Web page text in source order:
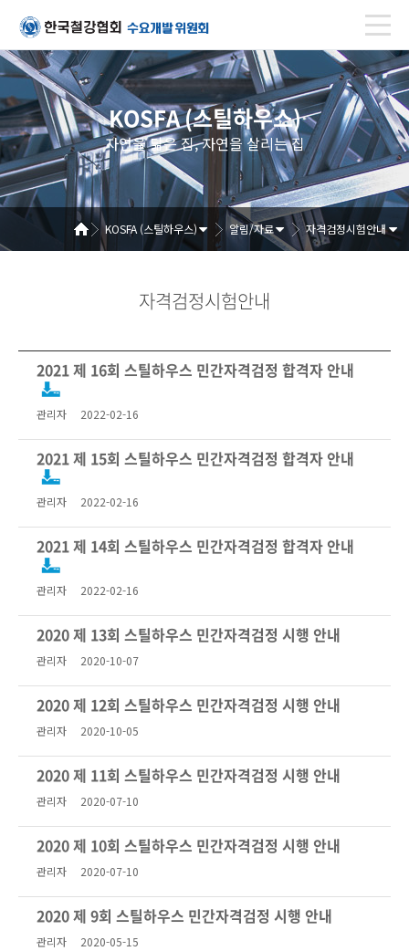
KOSFA (스틸하우스)
자연을 닮은 집, 자연을 살리는 집
KOSFA (스틸하우스) 알림/자료 자격검정시험안내
자격검정시험안내
2021 제 16회 스틸하우스 민간자격검정 합격자 안내
관리자 2022-02-16
2021 제 15회 스틸하우스 민간자격검정 합격자 안내
관리자 2022-02-16
2021 제 14회 스틸하우스 민간자격검정 합격자 안내
관리자 2022-02-16
2020 제 13회 스틸하우스 민간자격검정 시행 안내
관리자 2020-10-07
2020 제 12회 스틸하우스 민간자격검정 시행 안내
관리자 2020-10-05
2020 제 11회 스틸하우스 민간자격검정 시행 안내
관리자 2020-07-10
2020 제 10회 스틸하우스 민간자격검정 시행 안내
관리자 2020-07-10
2020 제 9회 스틸하우스 민간자격검정 시행 안내
관리자 2020-05-15